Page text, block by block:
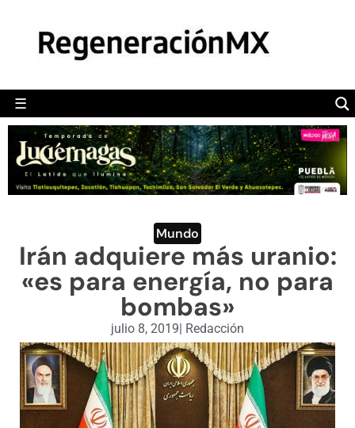
☰
POLÍTICA
CAMALEÓN
OPINIÓN
DEPORTES
ENGLISH SECTION
VIDEOS
Mundo
Irán adquiere más uranio:
«es para energía, no para
bombas»
julio 8, 2019| Redacción